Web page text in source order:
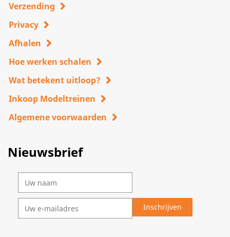
Verzending
Privacy
Afhalen
Hoe werken schalen
Wat betekent uitloop?
Inkoop Modeltreinen
Algemene voorwaarden
Nieuwsbrief